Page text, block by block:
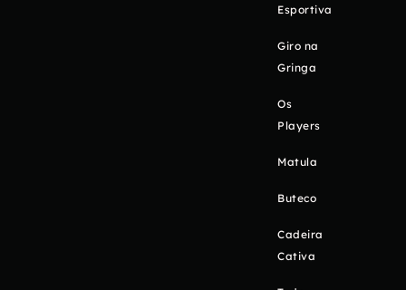
Esportiva
Giro na
Gringa
Os
Players
Matula
Buteco
Cadeira
Cativa